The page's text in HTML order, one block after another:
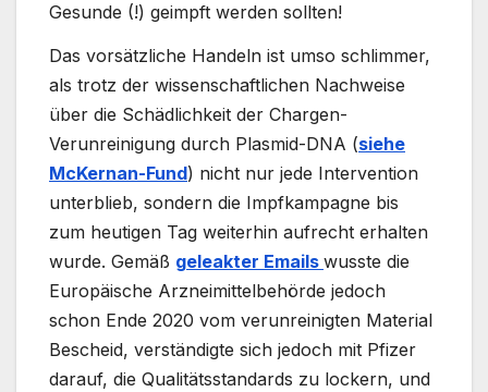
Gesunde (!) geimpft werden sollten!
Das vorsätzliche Handeln ist umso schlimmer,
als trotz der wissenschaftlichen Nachweise
über die Schädlichkeit der Chargen-
Verunreinigung durch Plasmid-DNA (siehe
McKernan-Fund) nicht nur jede Intervention
unterblieb, sondern die Impfkampagne bis
zum heutigen Tag weiterhin aufrecht erhalten
wurde. Gemäß geleakter Emails wusste die
Europäische Arzneimittelbehörde jedoch
schon Ende 2020 vom verunreinigten Material
Bescheid, verständigte sich jedoch mit Pfizer
darauf, die Qualitätsstandards zu lockern, und